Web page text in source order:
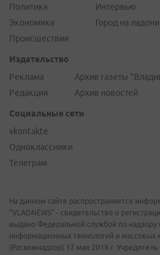
Политика
Экономика
Происшествия
Интервью
Город на ладони
Издательство
Реклама
Редакция
Архив газеты
Архив новостей
Социальные сети
vkontakte
Одноклассники
Телеграм
На данном сайте распространяется
"VLADNEWS" - свидетельство о
выдано Федеральной службой по надзору
информационных технологий и массовых
(Роскомнадзор) 17 мая 2018 г.